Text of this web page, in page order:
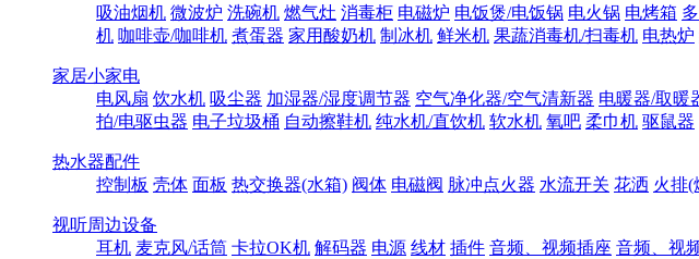
吸油烟机 微波炉 洗碗机 燃气灶 消毒柜 电磁炉 电饭煲/电饭锅 电火锅 电烤箱
机 咖啡壶/咖啡机 煮蛋器 家用酸奶机 制冰机 鲜米机 果蔬消毒机/扫毒机 电热炉
家居小家电
电风扇 饮水机 吸尘器 加湿器/湿度调节器 空气净化器/空气清新器 电暖器/取暖
拍/电驱虫器 电子垃圾桶 自动擦鞋机 纯水机/直饮机 软水机 氧吧 柔巾机 驱鼠器
热水器配件
控制板 壳体 面板 热交换器(水箱) 阀体 电磁阀 脉冲点火器 水流开关 花洒 火排(
视听周边设备
耳机 麦克风/话筒 卡拉OK机 解码器 电源 线材 插件 音频、视频插座 音频、视